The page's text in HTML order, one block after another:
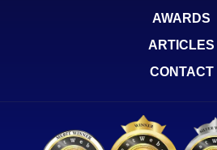
AWARDS
ARTICLES
CONTACT